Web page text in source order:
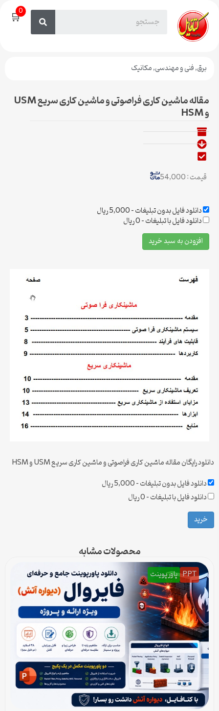
🛒0
برق,فنی و مهندسی,مکانیک
مقاله ماشین کاری فراصوتی و ماشین کاری سریع USM
و HSM
قیمت : 54,000
دانلود فایل بدون تبلیغات–5,000 ریال
دانلود فایل با تبلیغات–0 ریال
افزودن به سبد خرید
دانلود رایگان مقاله ماشین کاری فراصوتی و ماشین کاری سریع USM و HSM
دانلود فایل بدون تبلیغات–5,000 ریال
دانلود فایل با تبلیغات–0 ریال
خرید
محصولات مشابه
PPT پاورپوینت